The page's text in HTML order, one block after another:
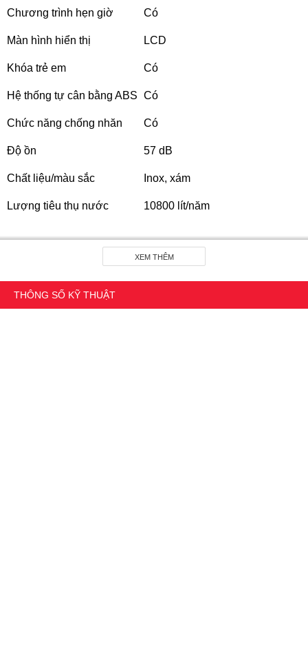
Chương trình hẹn giờ Có
Màn hình hiển thị LCD
Khóa trẻ em Có
Hệ thống tự cân bằng ABS Có
Chức năng chống nhăn Có
Độ ồn 57 dB
Chất liệu/màu sắc Inox, xám
Lượng tiêu thụ nước 10800 lít/năm
850 x 590 x 540 mm
XEM THÊM
THÔNG SỐ KỸ THUẬT